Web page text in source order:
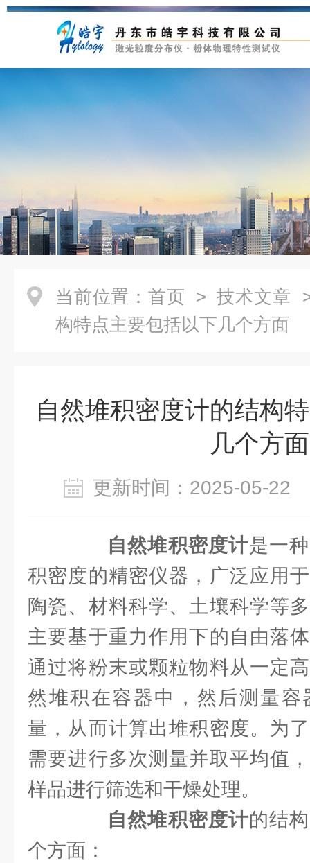
当前位置： 首页 > 技术文章
构特点主要包括以下几个方面
自然堆积密度计的结构
几个方面
更新时间：2025-05-
自然堆积密度计是一
积密度的精密仪器，广泛应用
陶瓷、材料科学、土壤科学等
主要基于重力作用下的自由落
通过将粉末或颗粒物料从一定
然堆积在容器中，然后测量容
量，从而计算出堆积密度。为
需要进行多次测量并取平均值
样品进行筛选和干燥处理。
自然堆积密度计的结
个方面：